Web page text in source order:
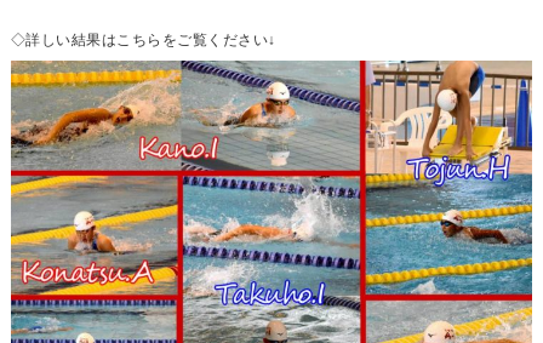
◇詳しい結果はこちらをご覧ください↓